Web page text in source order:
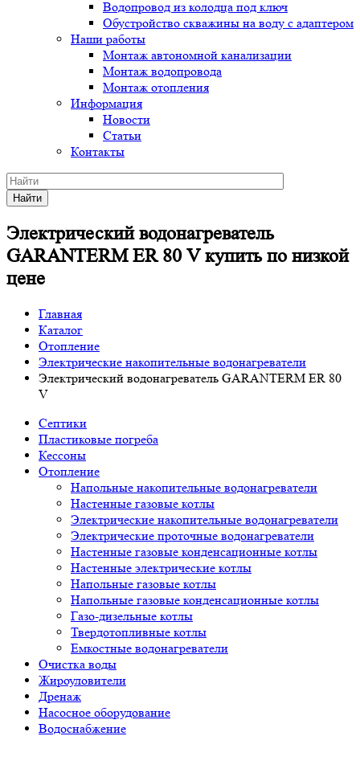
Водопровод из колодца под ключ
Обустройство скважины на воду с адаптером
Наши работы
Монтаж автономной канализации
Монтаж водопровода
Монтаж отопления
Информация
Новости
Статьи
Контакты
Найти
Электрический водонагреватель
GARANTERM ER 80 V купить по низкой
цене
Главная
Каталог
Отопление
Электрические накопительные водонагреватели
Электрический водонагреватель GARANTERM ER 80
V
Септики
Пластиковые погреба
Кессоны
Отопление
Напольные накопительные водонагреватели
Настенные газовые котлы
Электрические накопительные водонагреватели
Электрические проточные водонагреватели
Настенные газовые конденсационные котлы
Настенные электрические котлы
Напольные газовые котлы
Напольные газовые конденсационные котлы
Газо-дизельные котлы
Твердотопливные котлы
Емкостные водонагреватели
Очистка воды
Жироуловители
Дренаж
Насосное оборудование
Водоснабжение